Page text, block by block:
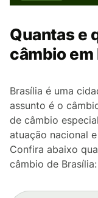
Quantas e
câmbio em
Brasília é uma
assunto é o
de câmbio
atuação nacional
Confira abaixo
câmbio de Brasília: